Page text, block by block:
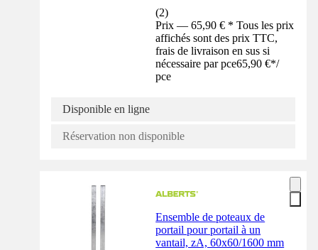
(2)
Prix — 65,90 € * Tous les prix
affichés sont des prix TTC,
frais de livraison en sus si
nécessaire par pce65,90 €*/
pce
Disponible en ligne
Réservation non disponible
Ensemble de poteaux de
portail pour portail à un
vantail, zA, 60x60/1600 mm